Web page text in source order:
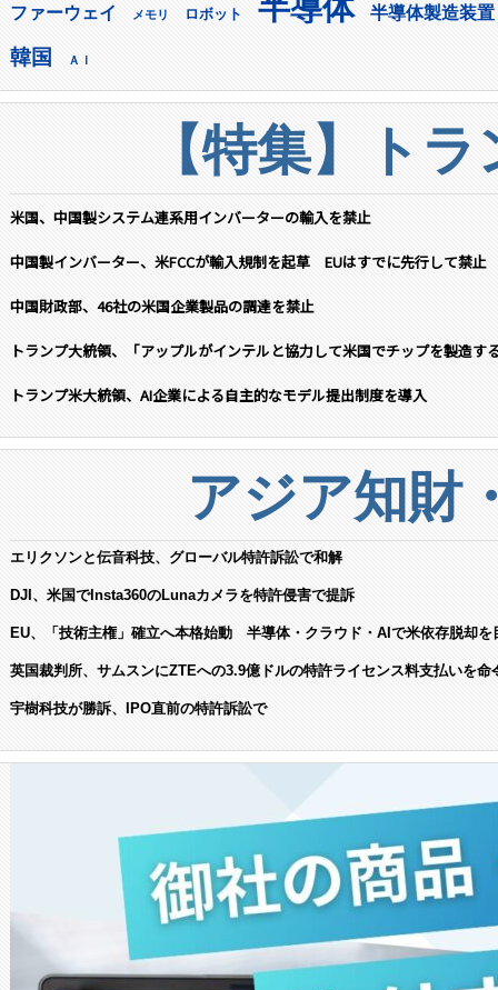
ファーウェイ メモリ ロボット 半導体 半導体製造装置
韓国 ＡＩ
【特集】ト
米国、中国製システム連系用インバーターの輸入を禁止
中国製インバーター、米FCCが輸入規制を起草 EUはすでに先行して禁止
中国財政部、46社の米国企業製品の調達を禁止
トランプ大統領、「アップルがインテルと協力して米国でチップを製造す
トランプ米大統領、AI企業による自主的なモデル提出制度を導入
アジア知財
エリクソンと伝音科技、グローバル特許訴訟で和解
DJI、米国でInsta360のLunaカメラを特許侵害で提訴
EU、「技術主権」確立へ本格始動 半導体・クラウド・AIで米依存脱却を
英国裁判所、サムスンにZTEへの3.9億ドルの特許ライセンス料支払いを命
宇樹科技が勝訴、IPO直前の特許訴訟で